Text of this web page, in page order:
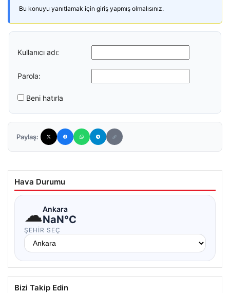
Bu konuyu yanıtlamak için giriş yapmış olmalısınız.
Kullanıcı adı:
Parola:
Beni hatırla
Paylaş:
Hava Durumu
☁Ankara
NaN°C
ŞEHIR SEÇ
Bizi Takip Edin